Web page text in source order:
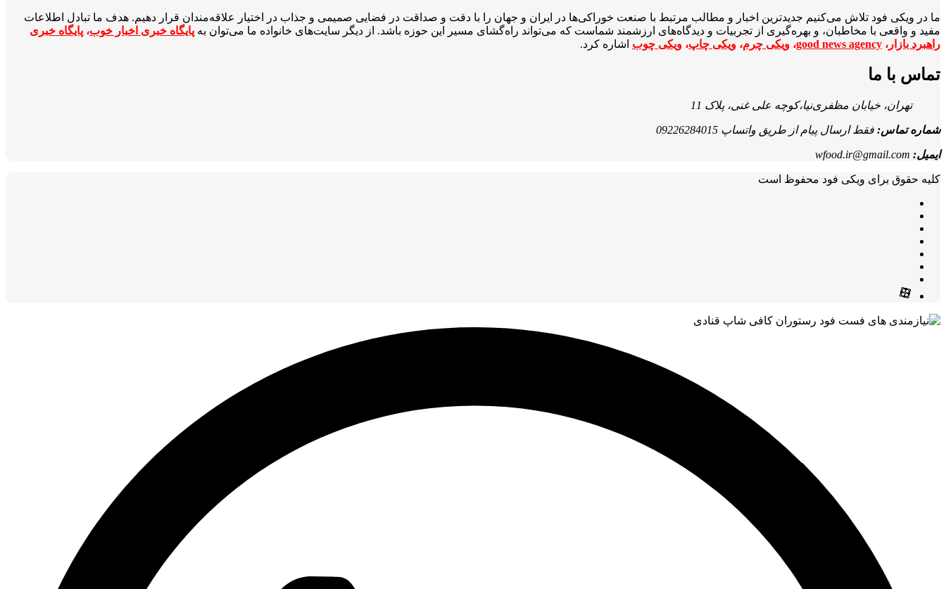
ما در ویکی‌ فود تلاش می‌کنیم جدیدترین اخبار و مطالب مرتبط با صنعت خوراکی‌ها در ایران و جهان را با دقت و صداقت در فضایی صمیمی و جذاب در اختیار علاقه‌مندان قرار دهیم. هدف ما تبادل اطلاعات
مفید و واقعی با مخاطبان، و بهره‌گیری از تجربیات و دیدگاه‌های ارزشمند شماست که می‌تواند راه‌گشای مسیر این حوزه باشد. از دیگر سایت‌های خانواده ما می‌توان به پایگاه خبری اخبار خوب، پایگاه خبری
راهبرد بازار ، good news agency، ویکی چرم، ویکی چاپ، ویکی چوب اشاره کرد.
تماس با ما
تهران، خیابان مظفری‌نیا،کوچه علی غنی، پلاک 11
شماره تماس: فقط ارسال پیام از طریق واتساپ 09226284015
ایمیل: wfood.ir@gmail.com
کلیه حقوق برای ویکی فود محفوظ است